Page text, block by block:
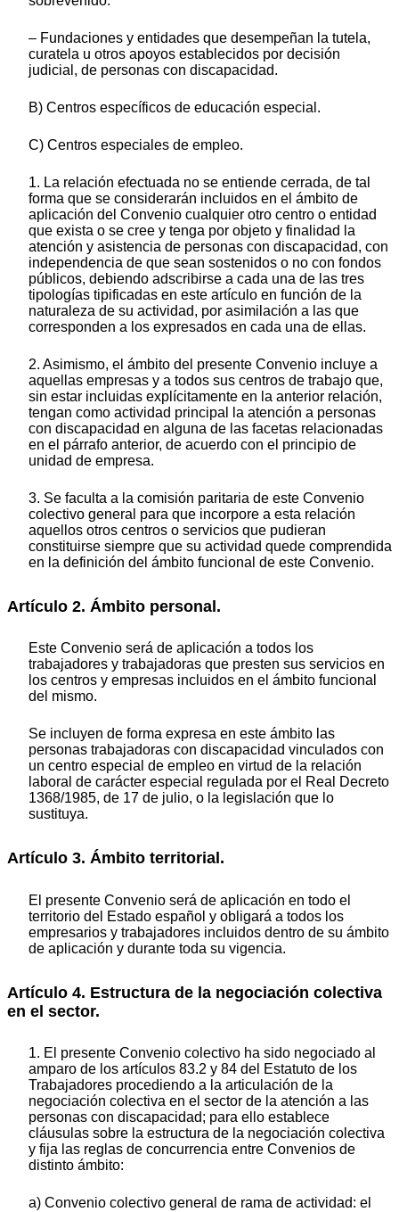
– Fundaciones y entidades que desempeñan la tutela,
curatela u otros apoyos establecidos por decisión
judicial, de personas con discapacidad.
B) Centros específicos de educación especial.
C) Centros especiales de empleo.
1. La relación efectuada no se entiende cerrada, de tal
forma que se considerarán incluidos en el ámbito de
aplicación del Convenio cualquier otro centro o entidad
que exista o se cree y tenga por objeto y finalidad la
atención y asistencia de personas con discapacidad, con
independencia de que sean sostenidos o no con fondos
públicos, debiendo adscribirse a cada una de las tres
tipologías tipificadas en este artículo en función de la
naturaleza de su actividad, por asimilación a las que
corresponden a los expresados en cada una de ellas.
2. Asimismo, el ámbito del presente Convenio incluye a
aquellas empresas y a todos sus centros de trabajo que,
sin estar incluidas explícitamente en la anterior relación,
tengan como actividad principal la atención a personas
con discapacidad en alguna de las facetas relacionadas
en el párrafo anterior, de acuerdo con el principio de
unidad de empresa.
3. Se faculta a la comisión paritaria de este Convenio
colectivo general para que incorpore a esta relación
aquellos otros centros o servicios que pudieran
constituirse siempre que su actividad quede comprendida
en la definición del ámbito funcional de este Convenio.
Artículo 2. Ámbito personal.
Este Convenio será de aplicación a todos los
trabajadores y trabajadoras que presten sus servicios en
los centros y empresas incluidos en el ámbito funcional
del mismo.
Se incluyen de forma expresa en este ámbito las
personas trabajadoras con discapacidad vinculados con
un centro especial de empleo en virtud de la relación
laboral de carácter especial regulada por el Real Decreto
1368/1985, de 17 de julio, o la legislación que lo
sustituya.
Artículo 3. Ámbito territorial.
El presente Convenio será de aplicación en todo el
territorio del Estado español y obligará a todos los
empresarios y trabajadores incluidos dentro de su ámbito
de aplicación y durante toda su vigencia.
Artículo 4. Estructura de la negociación colectiva
en el sector.
1. El presente Convenio colectivo ha sido negociado al
amparo de los artículos 83.2 y 84 del Estatuto de los
Trabajadores procediendo a la articulación de la
negociación colectiva en el sector de la atención a las
personas con discapacidad; para ello establece
cláusulas sobre la estructura de la negociación colectiva
y fija las reglas de concurrencia entre Convenios de
distinto ámbito:
a) Convenio colectivo general de rama de actividad: el